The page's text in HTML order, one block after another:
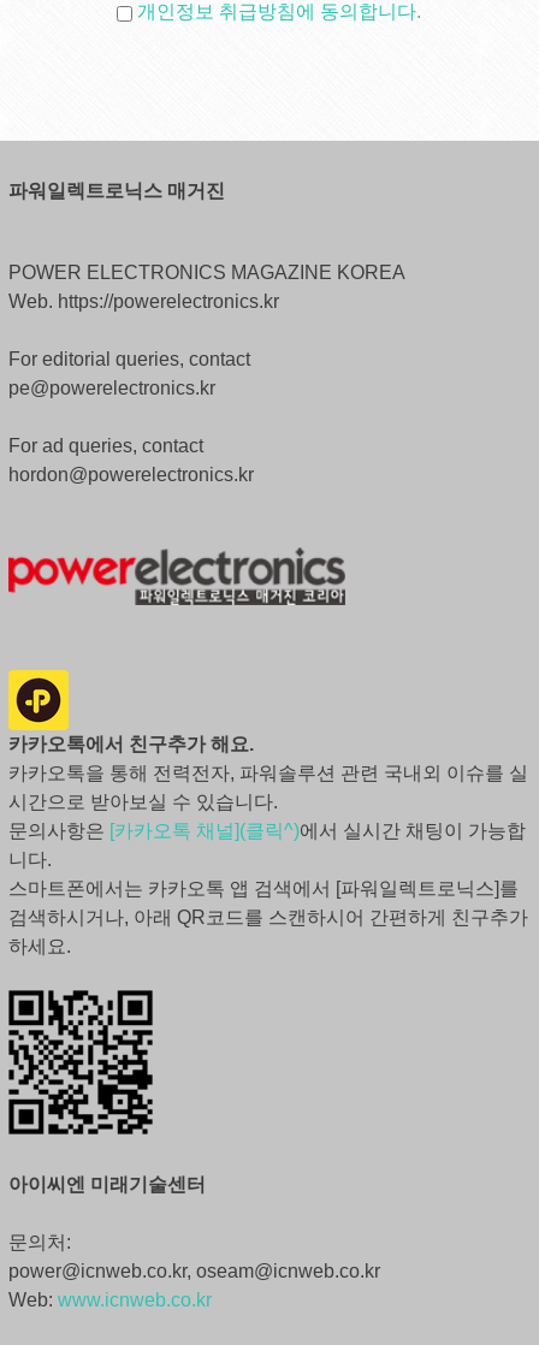
개인정보 취급방침에 동의합니다.
파워일렉트로닉스 매거진
POWER ELECTRONICS MAGAZINE KOREA
Web. https://powerelectronics.kr
For editorial queries, contact
pe@powerelectronics.kr
For ad queries, contact
hordon@powerelectronics.kr
카카오톡에서 친구추가 해요.
카카오톡을 통해 전력전자, 파워솔루션 관련 국내외 이슈를 실
시간으로 받아보실 수 있습니다.
문의사항은 [카카오톡 채널](클릭^)에서 실시간 채팅이 가능합
니다.
스마트폰에서는 카카오톡 앱 검색에서 [파워일렉트로닉스]를
검색하시거나, 아래 QR코드를 스캔하시어 간편하게 친구추가
하세요.
아이씨엔 미래기술센터
문의처:
power@icnweb.co.kr, oseam@icnweb.co.kr
Web: www.icnweb.co.kr